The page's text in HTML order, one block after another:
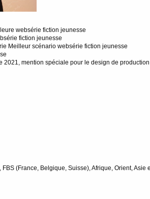
websérie fiction jeunesse
fiction jeunesse
Meilleur scénario websérie fiction jeunesse
2021, mention spéciale pour le design de production
(France, Belgique, Suisse), Afrique, Orient, Asie